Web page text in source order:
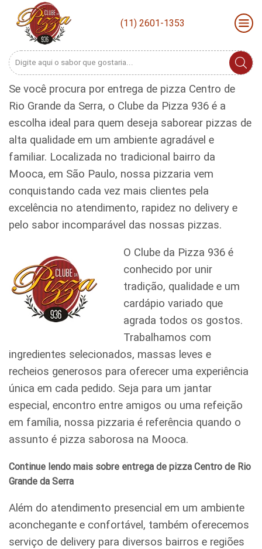
(11) 2601-1353
Search
Se você procura por entrega de pizza Centro de
Rio Grande da Serra, o Clube da Pizza 936 é a
escolha ideal para quem deseja saborear pizzas de
alta qualidade em um ambiente agradável e
familiar. Localizada no tradicional bairro da
Mooca, em São Paulo, nossa pizzaria vem
conquistando cada vez mais clientes pela
excelência no atendimento, rapidez no delivery e
pelo sabor incomparável das nossas pizzas.
O Clube da Pizza 936 é
conhecido por unir
tradição, qualidade e um
cardápio variado que
agrada todos os gostos.
Trabalhamos com
ingredientes selecionados, massas leves e
recheios generosos para oferecer uma experiência
única em cada pedido. Seja para um jantar
especial, encontro entre amigos ou uma refeição
em família, nossa pizzaria é referência quando o
assunto é pizza saborosa na Mooca.
Continue lendo mais sobre entrega de pizza Centro de Rio
Grande da Serra
Além do atendimento presencial em um ambiente
aconchegante e confortável, também oferecemos
serviço de delivery para diversos bairros e regiões